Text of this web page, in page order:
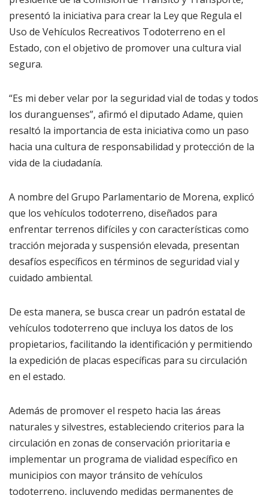
presentó la iniciativa para crear la Ley que Regula el
Uso de Vehículos Recreativos Todoterreno en el
Estado, con el objetivo de promover una cultura vial
segura.
“Es mi deber velar por la seguridad vial de todas y todos
los duranguenses”, afirmó el diputado Adame, quien
resaltó la importancia de esta iniciativa como un paso
hacia una cultura de responsabilidad y protección de la
vida de la ciudadanía.
A nombre del Grupo Parlamentario de Morena, explicó
que los vehículos todoterreno, diseñados para
enfrentar terrenos difíciles y con características como
tracción mejorada y suspensión elevada, presentan
desafíos específicos en términos de seguridad vial y
cuidado ambiental.
De esta manera, se busca crear un padrón estatal de
vehículos todoterreno que incluya los datos de los
propietarios, facilitando la identificación y permitiendo
la expedición de placas específicas para su circulación
en el estado.
Además de promover el respeto hacia las áreas
naturales y silvestres, estableciendo criterios para la
circulación en zonas de conservación prioritaria e
implementar un programa de vialidad específico en
municipios con mayor tránsito de vehículos
todoterreno, incluyendo medidas permanentes de